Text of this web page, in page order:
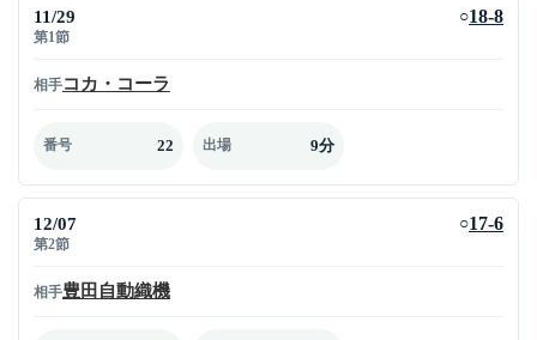
11/29
第1節
○18-8
相手コカ・コーラ
番号 22 出場 9分
12/07
第2節
○17-6
相手豊田自動織機